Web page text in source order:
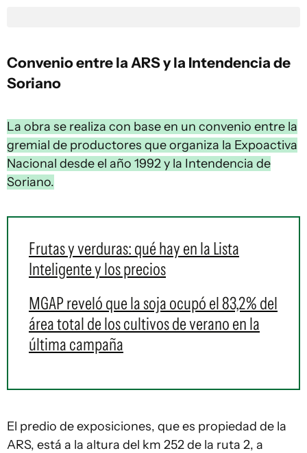
Convenio entre la ARS y la Intendencia de
Soriano
La obra se realiza con base en un convenio entre la
gremial de productores que organiza la Expoactiva
Nacional desde el año 1992 y la Intendencia de
Soriano.
Frutas y verduras: qué hay en la Lista
Inteligente y los precios
MGAP reveló que la soja ocupó el 83,2% del
área total de los cultivos de verano en la
última campaña
El predio de exposiciones, que es propiedad de la
ARS, está a la altura del km 252 de la ruta 2, a